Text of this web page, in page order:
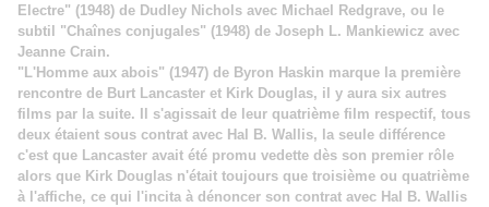
Electre" (1948) de Dudley Nichols avec Michael Redgrave, ou le
subtil "Chaînes conjugales" (1948) de Joseph L. Mankiewicz avec
Jeanne Crain.
"L'Homme aux abois" (1947) de Byron Haskin marque la première
rencontre de Burt Lancaster et Kirk Douglas, il y aura six autres
films par la suite. Il s'agissait de leur quatrième film respectif, tous
deux étaient sous contrat avec Hal B. Wallis, la seule différence
c'est que Lancaster avait été promu vedette dès son premier rôle
alors que Kirk Douglas n'était toujours que troisième ou quatrième
à l'affiche, ce qui l'incita à dénoncer son contrat avec Hal B. Wallis